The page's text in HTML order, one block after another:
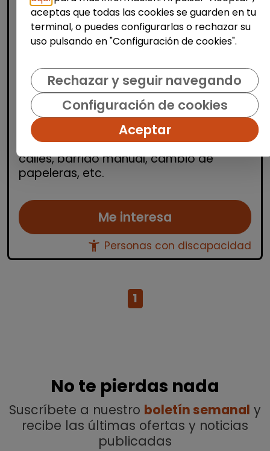
Limpieza y mantenimiento
Peón/a limpieza viaria (Puçol)
| España(Valencia)
Peón limpieza viaria para diversos
municipios de Valencia. Limpieza de
calles, barrido manual, cambio de
papeleras, etc.
Me interesa
accessibility_new Personas con discapacidad
1
No te pierdas nada
Suscríbete a nuestro boletín semanal y
recibe las últimas ofertas y noticias
publicadas
aceptas que todas las cookies se guarden en tu
terminal, o puedes configurarlas o rechazar su
uso pulsando en "Configuración de cookies".
Rechazar y seguir navegando
Configuración de cookies
Aceptar